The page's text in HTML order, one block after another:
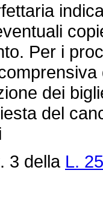
Per i
dei
del
3 della L.